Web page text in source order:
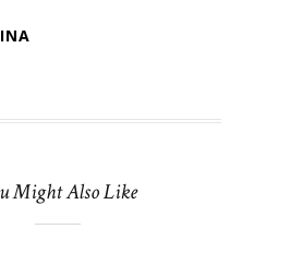
Might Also Like